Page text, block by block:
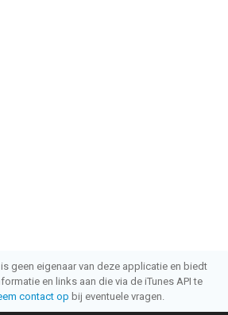
geen eigenaar van deze applicatie en biedt
en links aan die via de iTunes API te
contact op bij eventuele vragen.